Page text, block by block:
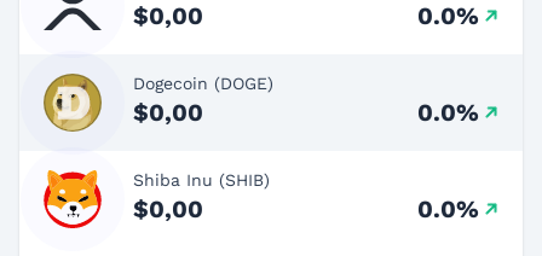
$0,00 0.0%
Dogecoin (DOGE)
$0,00 0.0%
Shiba Inu (SHIB)
$0,00 0.0%